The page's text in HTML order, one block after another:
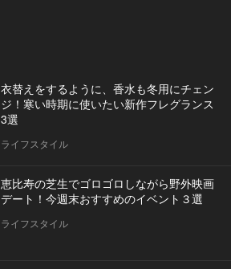
衣替えをするように、香水も冬用にチェン
ジ！寒い時期に使いたい新作フレグランス
3選
ライフスタイル
恵比寿の芝生でゴロゴロしながら野外映画
デート！今週末おすすめのイベント３選
ライフスタイル